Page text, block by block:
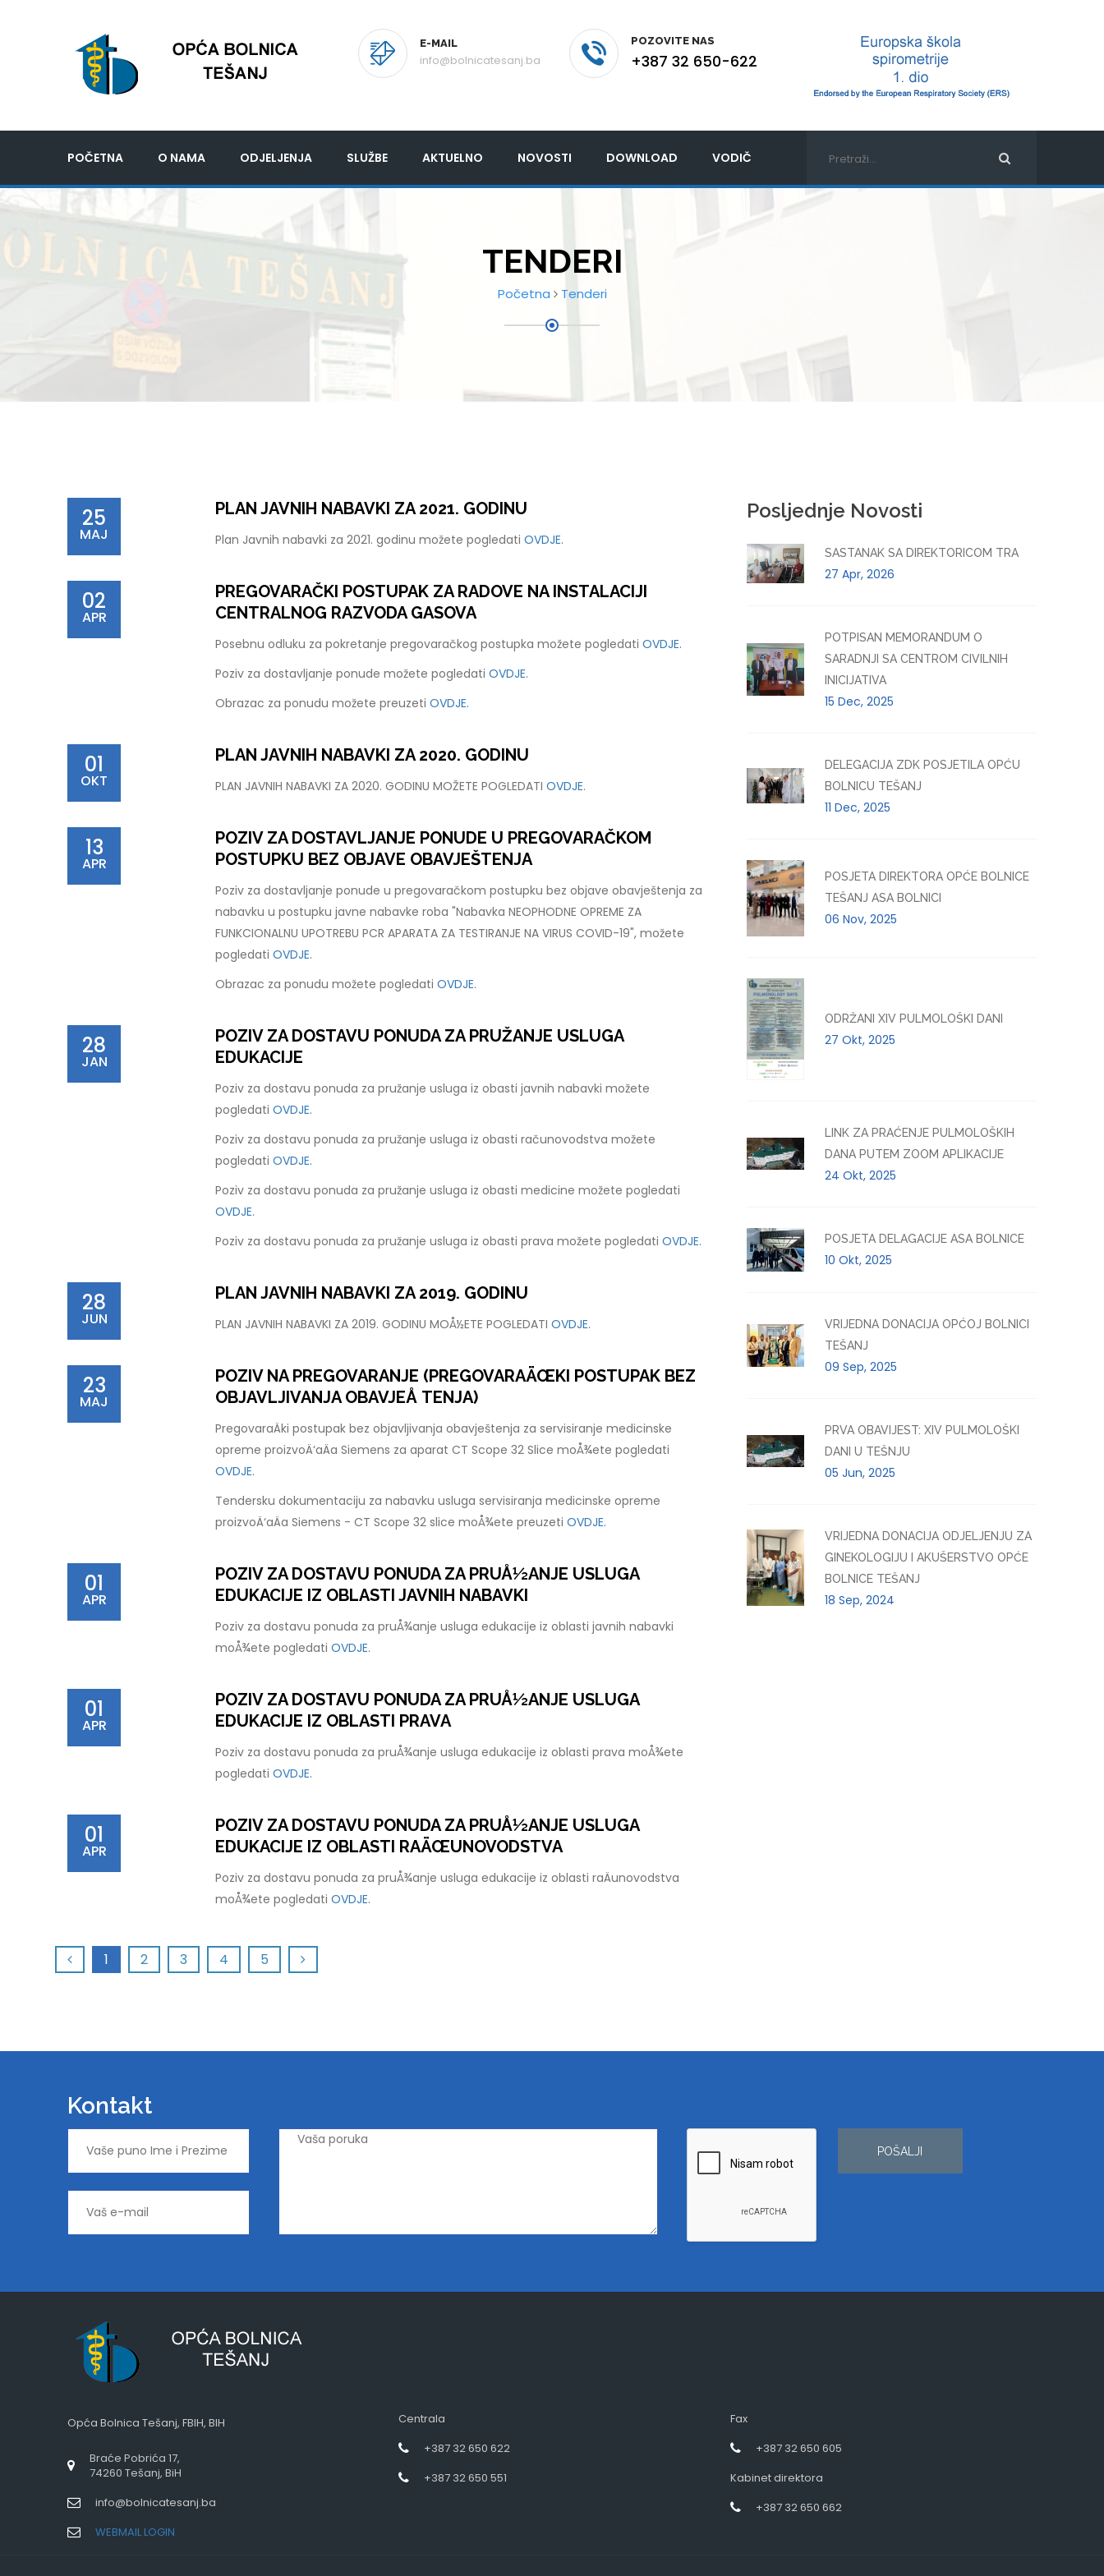
E-MAIL
info@bolnicatesanj.ba
POZOVITE NAS
+387 32 650-622
POČETNA O NAMA ODJELJENJA SLUŽBE AKTUELNO NOVOSTI DOWNLOAD VODIČ
TENDERI
Početna Tenderi
25
MAJ
PLAN JAVNIH NABAVKI ZA 2021. GODINU
Plan Javnih nabavki za 2021. godinu možete pogledati OVDJE.
02
APR
PREGOVARAČKI POSTUPAK ZA RADOVE NA INSTALACIJI
CENTRALNOG RAZVODA GASOVA
Posebnu odluku za pokretanje pregovaračkog postupka možete pogledati OVDJE.
Poziv za dostavljanje ponude možete pogledati OVDJE.
Obrazac za ponudu možete preuzeti OVDJE.
01
OKT
PLAN JAVNIH NABAVKI ZA 2020. GODINU
PLAN JAVNIH NABAVKI ZA 2020. GODINU MOŽETE POGLEDATI OVDJE.
13
APR
POZIV ZA DOSTAVLJANJE PONUDE U PREGOVARAČKOM
POSTUPKU BEZ OBJAVE OBAVJEŠTENJA
Poziv za dostavljanje ponude u pregovaračkom postupku bez objave obavještenja za
nabavku u postupku javne nabavke roba "Nabavka NEOPHODNE OPREME ZA
FUNKCIONALNU UPOTREBU PCR APARATA ZA TESTIRANJE NA VIRUS COVID-19", možete
pogledati OVDJE.
Obrazac za ponudu možete pogledati OVDJE.
28
JAN
POZIV ZA DOSTAVU PONUDA ZA PRUŽANJE USLUGA
EDUKACIJE
Poziv za dostavu ponuda za pružanje usluga iz obasti javnih nabavki možete
pogledati OVDJE.
Poziv za dostavu ponuda za pružanje usluga iz obasti računovodstva možete
pogledati OVDJE.
Poziv za dostavu ponuda za pružanje usluga iz obasti medicine možete pogledati
OVDJE.
Poziv za dostavu ponuda za pružanje usluga iz obasti prava možete pogledati OVDJE.
28
JUN
PLAN JAVNIH NABAVKI ZA 2019. GODINU
PLAN JAVNIH NABAVKI ZA 2019. GODINU MOÅ½ETE POGLEDATI OVDJE.
23
MAJ
POZIV NA PREGOVARANJE (PREGOVARAÄŒKI POSTUPAK BEZ
OBJAVLJIVANJA OBAVJEÅ TENJA)
PregovaraÄki postupak bez objavljivanja obavještenja za servisiranje medicinske
opreme proizvoÄ‘aÄa Siemens za aparat CT Scope 32 Slice moÅ¾ete pogledati
OVDJE.
Tendersku dokumentaciju za nabavku usluga servisiranja medicinske opreme
proizvoÄ‘aÄa Siemens - CT Scope 32 slice moÅ¾ete preuzeti OVDJE.
01
APR
POZIV ZA DOSTAVU PONUDA ZA PRUÅ½ANJE USLUGA
EDUKACIJE IZ OBLASTI JAVNIH NABAVKI
Poziv za dostavu ponuda za pruÅ¾anje usluga edukacije iz oblasti javnih nabavki
moÅ¾ete pogledati OVDJE.
01
APR
POZIV ZA DOSTAVU PONUDA ZA PRUÅ½ANJE USLUGA
EDUKACIJE IZ OBLASTI PRAVA
Poziv za dostavu ponuda za pruÅ¾anje usluga edukacije iz oblasti prava moÅ¾ete
pogledati OVDJE.
01
APR
POZIV ZA DOSTAVU PONUDA ZA PRUÅ½ANJE USLUGA
EDUKACIJE IZ OBLASTI RAÄŒUNOVODSTVA
Poziv za dostavu ponuda za pruÅ¾anje usluga edukacije iz oblasti raÄunovodstva
moÅ¾ete pogledati OVDJE.
1 2 3 4 5
Posljednje Novosti
SASTANAK SA DIREKTORICOM TRA
27 Apr, 2026
POTPISAN MEMORANDUM O
SARADNJI SA CENTROM CIVILNIH
INICIJATIVA
15 Dec, 2025
DELEGACIJA ZDK POSJETILA OPĆU
BOLNICU TEŠANJ
11 Dec, 2025
POSJETA DIREKTORA OPĆE BOLNICE
TEŠANJ ASA BOLNICI
06 Nov, 2025
ODRŽANI XIV PULMOLOŠKI DANI
27 Okt, 2025
LINK ZA PRAĆENJE PULMOLOŠKIH
DANA PUTEM ZOOM APLIKACIJE
24 Okt, 2025
POSJETA DELAGACIJE ASA BOLNICE
10 Okt, 2025
VRIJEDNA DONACIJA OPĆOJ BOLNICI
TEŠANJ
09 Sep, 2025
PRVA OBAVIJEST: XIV PULMOLOŠKI
DANI U TEŠNJU
05 Jun, 2025
VRIJEDNA DONACIJA ODJELJENJU ZA
GINEKOLOGIJU I AKUŠERSTVO OPĆE
BOLNICE TEŠANJ
18 Sep, 2024
Kontakt
POŠALJI
Opća Bolnica Tešanj, FBIH, BIH
Braće Pobrića 17,
74260 Tešanj, BiH
info@bolnicatesanj.ba
WEBMAIL LOGIN
Centrala
+387 32 650 622
+387 32 650 551
Fax
+387 32 650 605
Kabinet direktora
+387 32 650 662